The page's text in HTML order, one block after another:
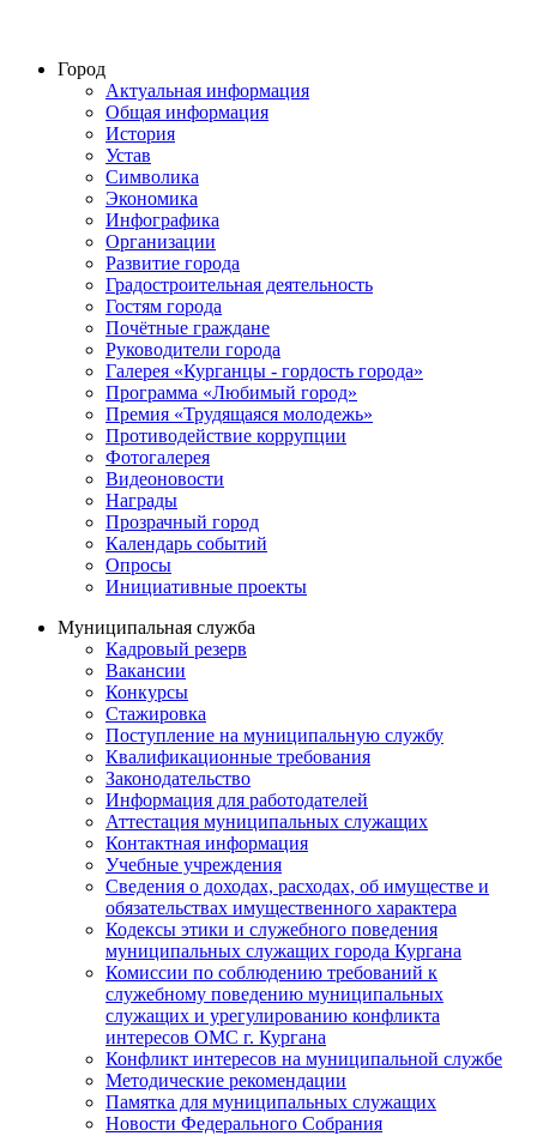
Город
Актуальная информация
Общая информация
История
Устав
Символика
Экономика
Инфографика
Организации
Развитие города
Градостроительная деятельность
Гостям города
Почётные граждане
Руководители города
Галерея «Курганцы - гордость города»
Программа «Любимый город»
Премия «Трудящаяся молодежь»
Противодействие коррупции
Фотогалерея
Видеоновости
Награды
Прозрачный город
Календарь событий
Опросы
Инициативные проекты
Муниципальная служба
Кадровый резерв
Вакансии
Конкурсы
Стажировка
Поступление на муниципальную службу
Квалификационные требования
Законодательство
Информация для работодателей
Аттестация муниципальных служащих
Контактная информация
Учебные учреждения
Сведения о доходах, расходах, об имуществе и
обязательствах имущественного характера
Кодексы этики и служебного поведения
муниципальных служащих города Кургана
Комиссии по соблюдению требований к
служебному поведению муниципальных
служащих и урегулированию конфликта
интересов ОМС г. Кургана
Конфликт интересов на муниципальной службе
Методические рекомендации
Памятка для муниципальных служащих
Новости Федерального Cобрания